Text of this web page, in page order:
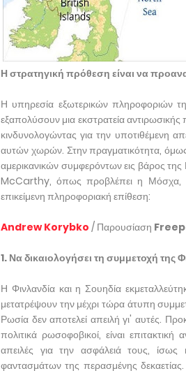
Η στρατηγική πρόθεση είναι να
Η υπηρεσία εξωτερικών πληροφοριών
εξαπολύσουν μια εκστρατεία
κινδυνολογώντας για την υποτιθέμενη
αυτών χωρών. Στην πραγματικότητα,
αμερικανικών συμφερόντων εις βάρος
McCarthy, όπως προβλέπει η Μόσχα,
επικείμενη πληροφοριακή επίθεση:
Andrew Korybko / Παρουσίαση
1. Να δικαιολογήσει τη συμμετοχή της
Η Φινλανδία και η Σουηδία
μετατρέψουν την μέχρι τώρα άτυπη
Ρωσία δεν αποτελεί απειλή γι' αυτές.
πολιτικά ρωσοφοβικοί, είναι
απειλές για την ασφάλειά τους,
φαντασμάτων της περασμένης